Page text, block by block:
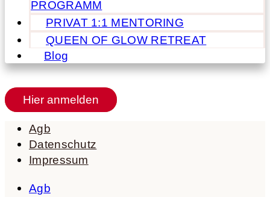
PROGRAMM
PRIVAT 1:1 MENTORING
QUEEN OF GLOW RETREAT
Blog
Hier anmelden
Agb
Datenschutz
Impressum
Agb